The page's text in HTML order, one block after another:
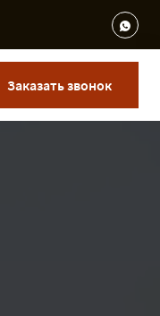
Заказать звонок